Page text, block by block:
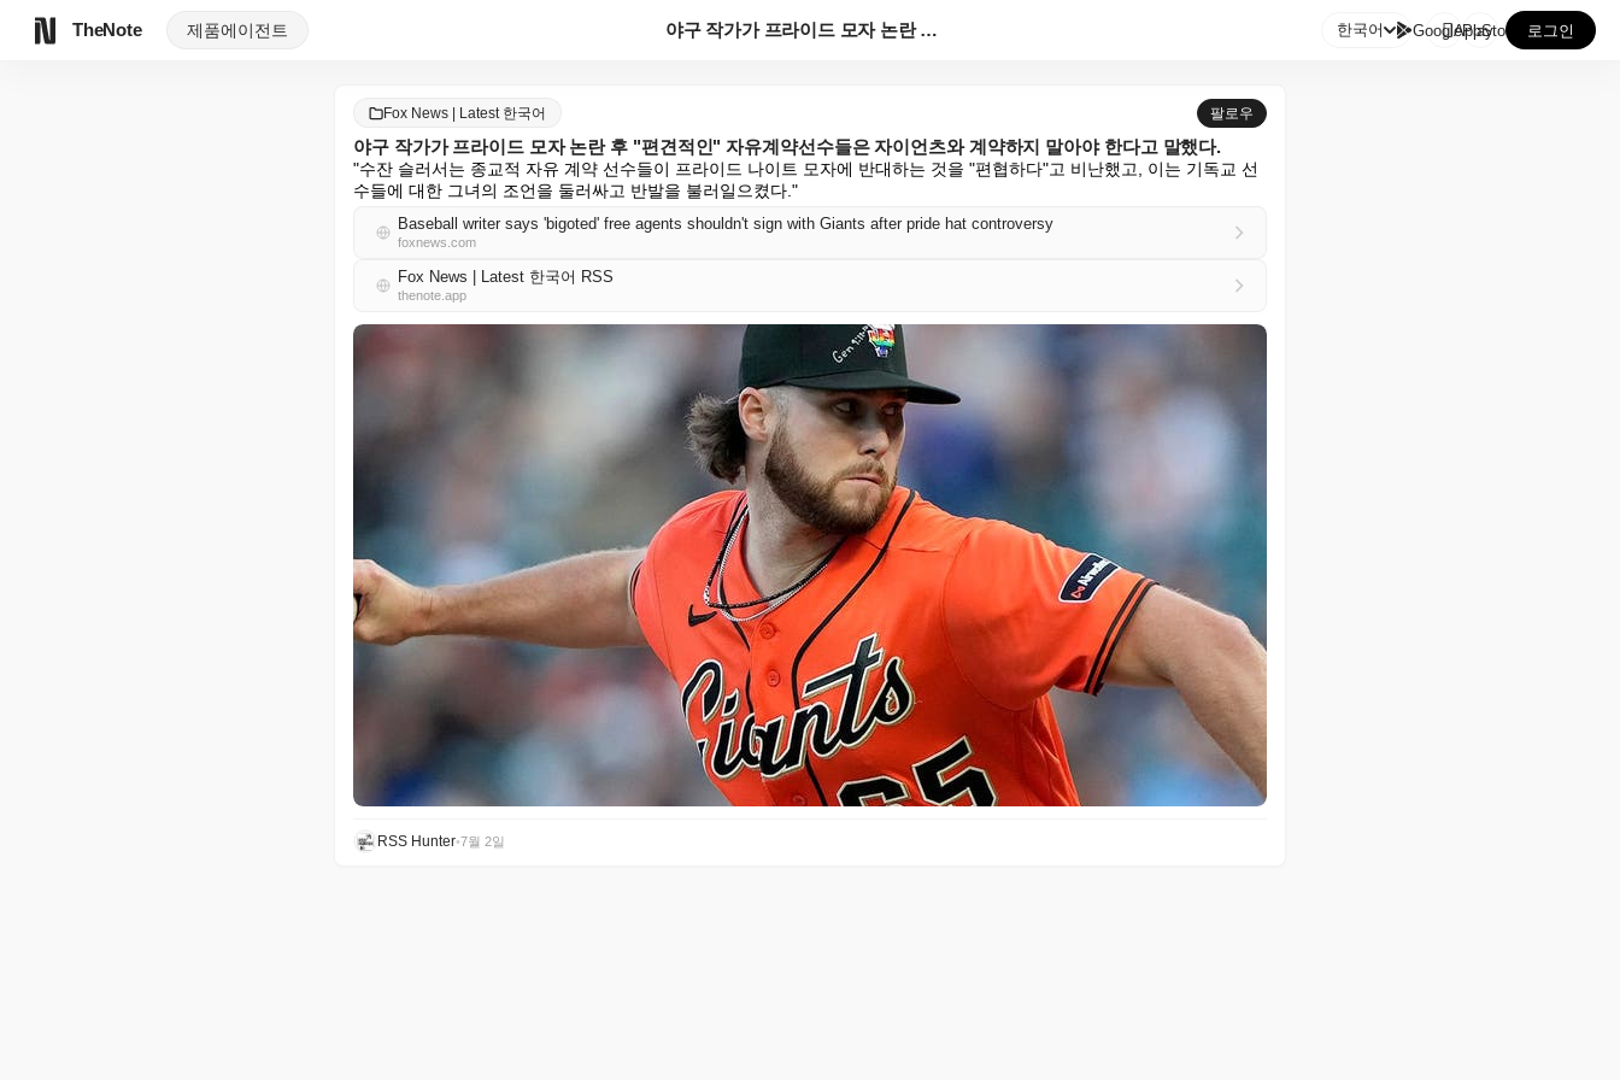
TheNote 제품에이전트 야구 작가가 프라이드 모자 논란 후 "편견적인" 자유계... 한국어 GooglePlay
AppStore 로그인
Fox News | Latest 한국어 팔로우
야구 작가가 프라이드 모자 논란 후 "편견적인" 자유계약선수들은 자이언츠와 계약하지 말아야 한다고 말했다.
"수잔 슬러서는 종교적 자유 계약 선수들이 프라이드 나이트 모자에 반대하는 것을 "편협하다"고 비난했고, 이는 기독교 선
수들에 대한 그녀의 조언을 둘러싸고 반발을 불러일으켰다."
Baseball writer says 'bigoted' free agents shouldn't sign with Giants after pride hat controversy
foxnews.com
Fox News | Latest 한국어 RSS
thenote.app
RSS Hunter•7월 2일